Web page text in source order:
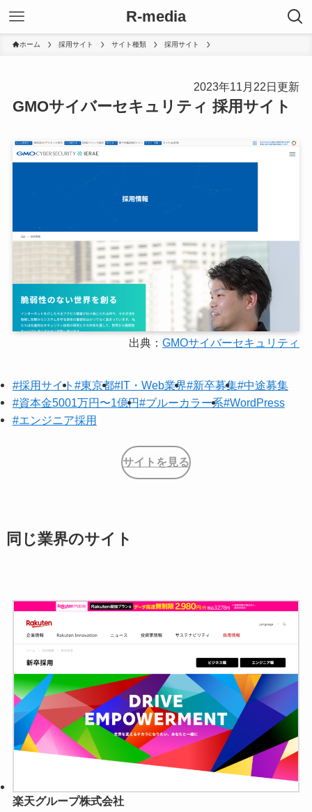
R-media
ホーム 採用サイト サイト種類 採用サイト
2023年11月22日更新
GMOサイバーセキュリティ 採用サイト
出典：GMOサイバーセキュリティ
#採用サイト #東京都#IT・Web業界#新卒募集#中途募集
#資本金5001万円〜1億円#ブルーカラー系#WordPress
#エンジニア採用
サイトを見る
同じ業界のサイト
楽天グループ株式会社